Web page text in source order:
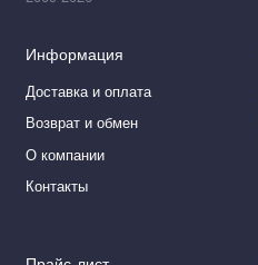
Информация
Доставка и оплата
Возврат и обмен
О компании
Контакты